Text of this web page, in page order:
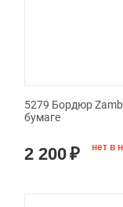
5279 Бордюр
бумаге
2 200₽ нет в